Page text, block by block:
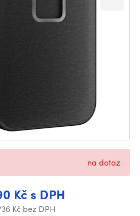
Kč s DPH
Kč bez DPH
na dotaz